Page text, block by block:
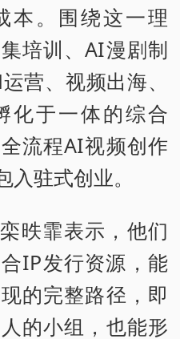
本。围绕这一理
培训、AI漫剧制
营、视频出海、
化于一体的综合
流程AI视频创作
驻式创业。
昳霏表示，他们
IP发行资源，能
的完整路径，即
的小组，也能形